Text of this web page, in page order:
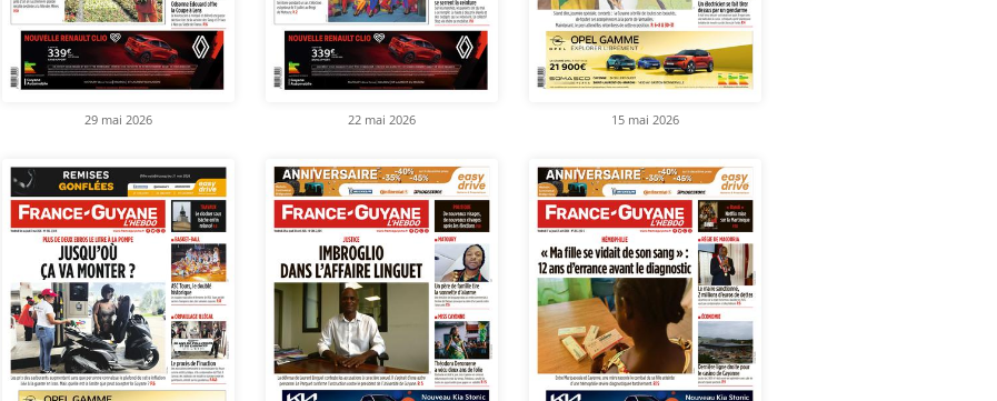
29 mai 2026 22 mai 2026 15 mai 2026